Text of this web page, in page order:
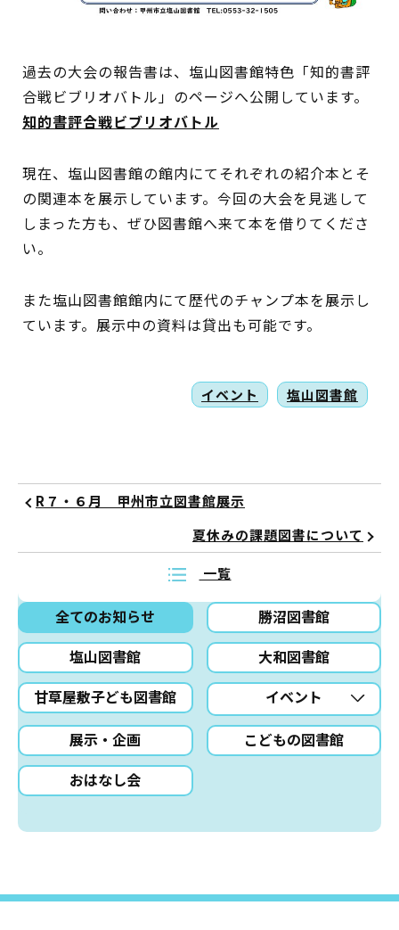
全てのお知らせ
勝沼図書館
塩山図書館
大和図書館
甘草屋敷子ども図書館
イベント
展示・企画
こどもの図書館
おはなし会
過去の大会の報告書は、塩山図書館特色「知的書評
合戦ビブリオバトル」のページへ公開しています。
知的書評合戦ビブリオバトル
現在、塩山図書館の館内にてそれぞれの紹介本とそ
の関連本を展示しています。今回の大会を見逃して
しまった方も、ぜひ図書館へ来て本を借りてくださ
い。
また塩山図書館館内にて歴代のチャンプ本を展示し
ています。展示中の資料は貸出も可能です。
イベント 塩山図書館
R７・６月 甲州市立図書館展示
夏休みの課題図書について
一覧